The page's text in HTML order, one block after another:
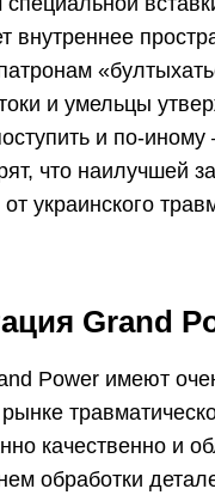
внутреннее
и умельцы
и по-иному
что наилучшей
украинского
Grand
Power имеют
качественно и
обработки